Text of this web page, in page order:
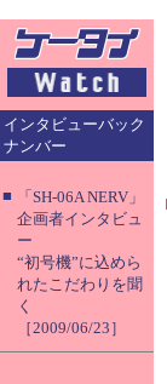
インタビューバック
ナンバー
■
「SH-06A NERV」
企画者インタビュ
ー
“初号機”に込めら
れたこだわりを聞
く
［2009/06/23］